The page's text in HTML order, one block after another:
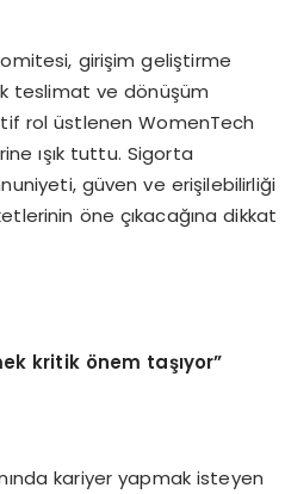
girişim geliştirme
teslimat ve dönüşüm
rol üstlenen WomenTech
ışık tuttu. Sigorta
güven ve erişilebilirliği
öne çıkacağına dikkat
kritik önem taşıyor”
kariyer yapmak isteyen